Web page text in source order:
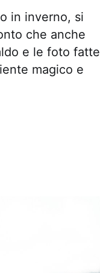
in inverno, si
che anche
e le foto fatte
magico e